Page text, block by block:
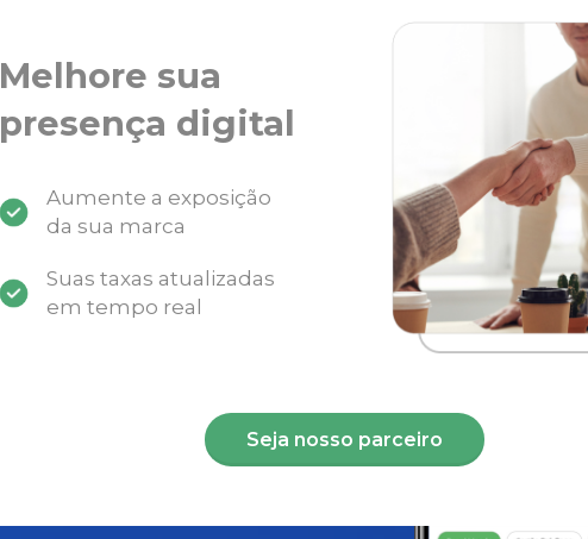
Melhore sua
presença digital
Aumente a exposição
da sua marca
Suas taxas atualizadas
em tempo real
Seja nosso parceiro